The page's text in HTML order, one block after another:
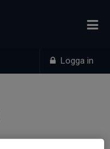
Logga in